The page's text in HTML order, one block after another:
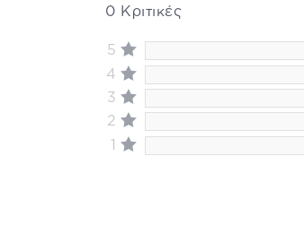
0 Κριτικές
5
4
3
2
1